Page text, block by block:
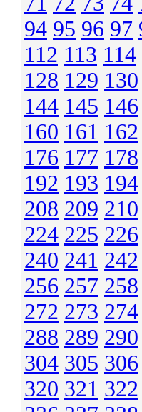
94 95 96 97
112 113 114
128 129 130
144 145 146
160 161 162
176 177 178
192 193 194
208 209 210
224 225 226
240 241 242
256 257 258
272 273 274
288 289 290
304 305 306
320 321 322